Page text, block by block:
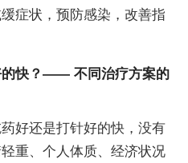
症状，预防感染，改善指
的快？—— 不同治疗方案的
好还是打针好的快，没有
重、个人体质、经济状况